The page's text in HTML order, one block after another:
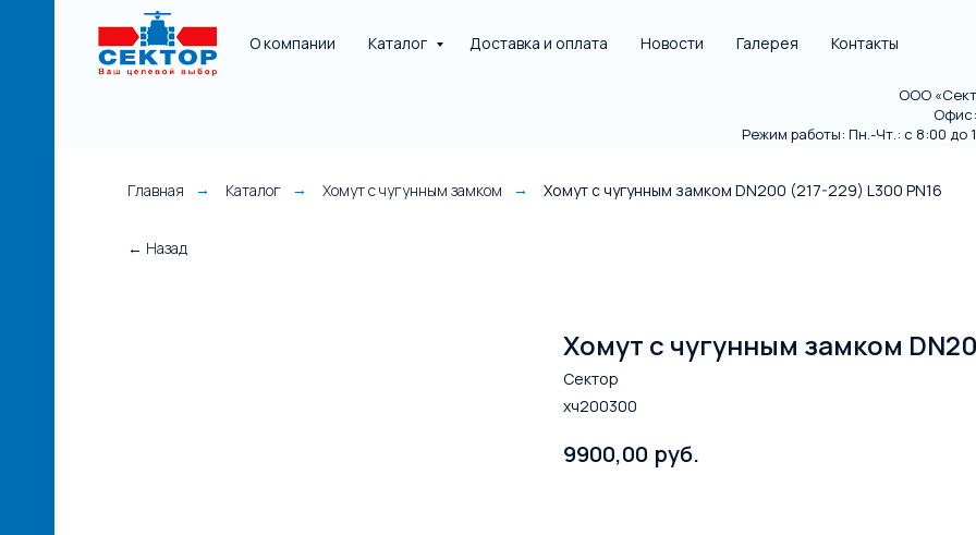
О компании Каталог Доставка и оплата Новости Галерея Контакты
ООО
Офис:
Режим работы: Пн.-Чт.: с 8:00 до
Главная → Каталог → Хомут с чугунным замком → Хомут с чугунным замком DN200 (217-229) L300 PN16
← Назад
Хомут с чугунным замком
Сектор
хч200300
9900,00 руб.